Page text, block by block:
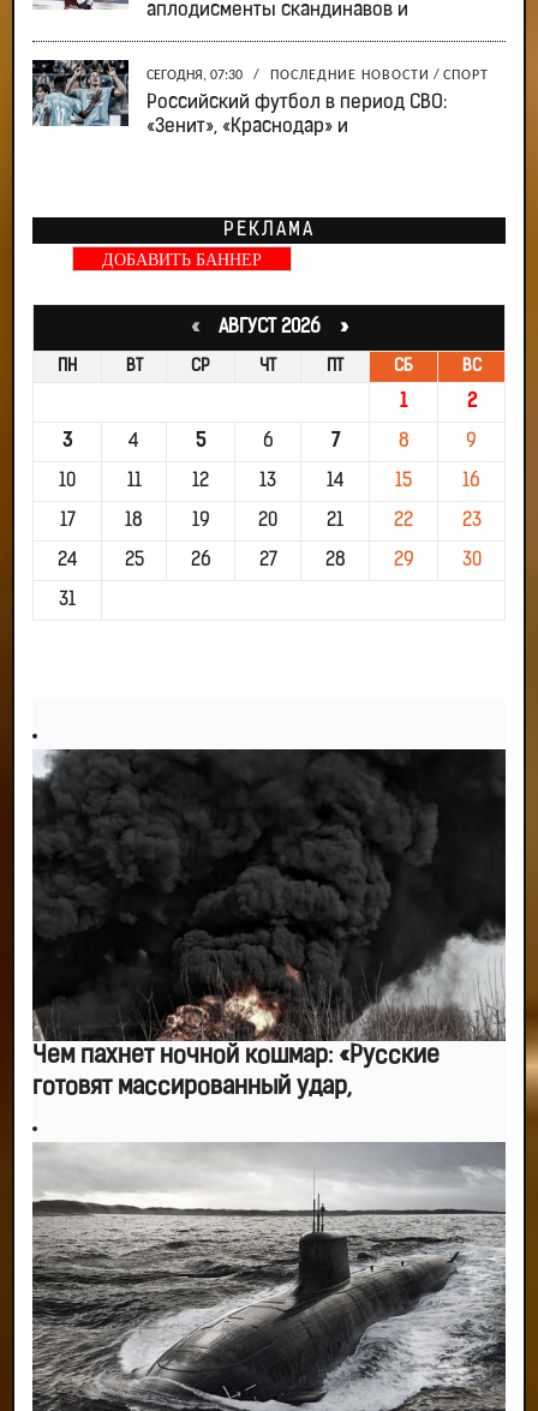
аплодисменты скандинавов и
СЕГОДНЯ, 07:30 / ПОСЛЕДНИЕ НОВОСТИ / СПОРТ
Российский футбол в период СВО:
«Зенит», «Краснодар» и
РЕКЛАМА
ДОБАВИТЬ БАННЕР
«АВГУСТ 2026 »
ПН ВТ СР ЧТ ПТ СБ ВС
1 2
3 4 5 6 7 8 9
10 11 12 13 14 15 16
17 18 19 20 21 22 23
24 25 26 27 28 29 30
31
Чем пахнет ночной кошмар: «Русские
готовят массированный удар,